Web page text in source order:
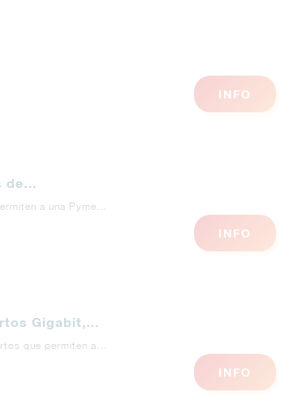
INFO
de…
a una Pyme…
INFO
Gigabit,…
que permiten a…
INFO